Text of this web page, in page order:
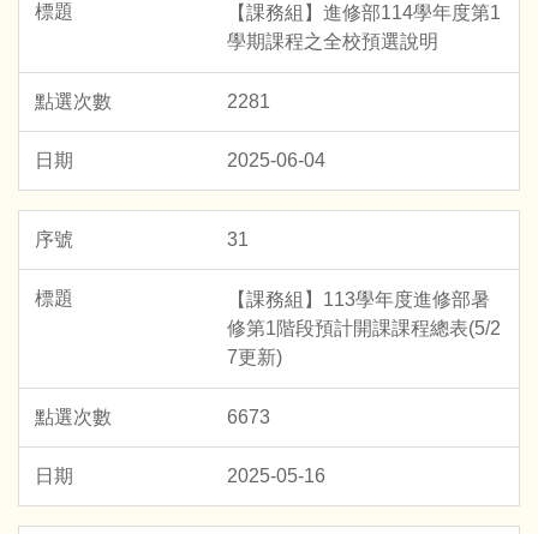
【課務組】進修部114學年度第1
學期課程之全校預選說明
2281
2025-06-04
31
【課務組】113學年度進修部暑
修第1階段預計開課課程總表(5/2
7更新)
6673
2025-05-16